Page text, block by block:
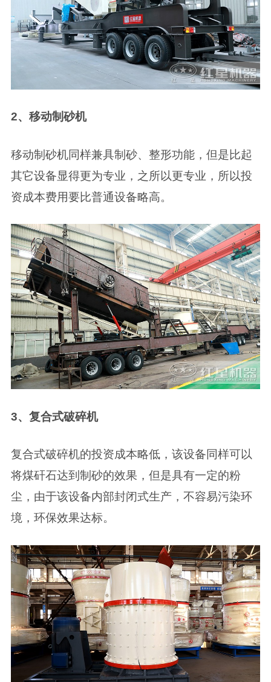
2、移动制砂机
移动制砂机同样兼具制砂、整形功能，但是比起
其它设备显得更为专业，之所以更专业，所以投
资成本费用要比普通设备略高。
3、复合式破碎机
复合式破碎机的投资成本略低，该设备同样可以
将煤矸石达到制砂的效果，但是具有一定的粉
尘，由于该设备内部封闭式生产，不容易污染环
境，环保效果达标。